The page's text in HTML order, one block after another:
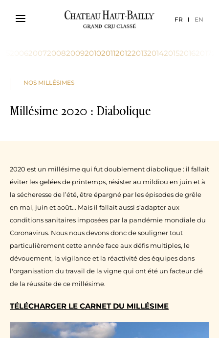
FR EN
200620072008200920102011201220132014201520162017
NOS MILLÉSIMES
Millésime 2020 : Diabolique
2020 est un millésime qui fut doublement diabolique : il fallait
éviter les gelées de printemps, résister au mildiou en juin et à
la sécheresse de l’été, être épargné par les épisodes de grêle
en mai, juin et août... Mais il fallait aussi s’adapter aux
conditions sanitaires imposées par la pandémie mondiale du
Coronavirus. Nous nous devons donc de souligner tout
particulièrement cette année face aux défis multiples, le
dévouement, la vigilance et la réactivité des équipes dans
l'organisation du travail de la vigne qui ont été un facteur clé
de la réussite de ce millésime.
TÉLÉCHARGER LE CARNET DU MILLÉSIME